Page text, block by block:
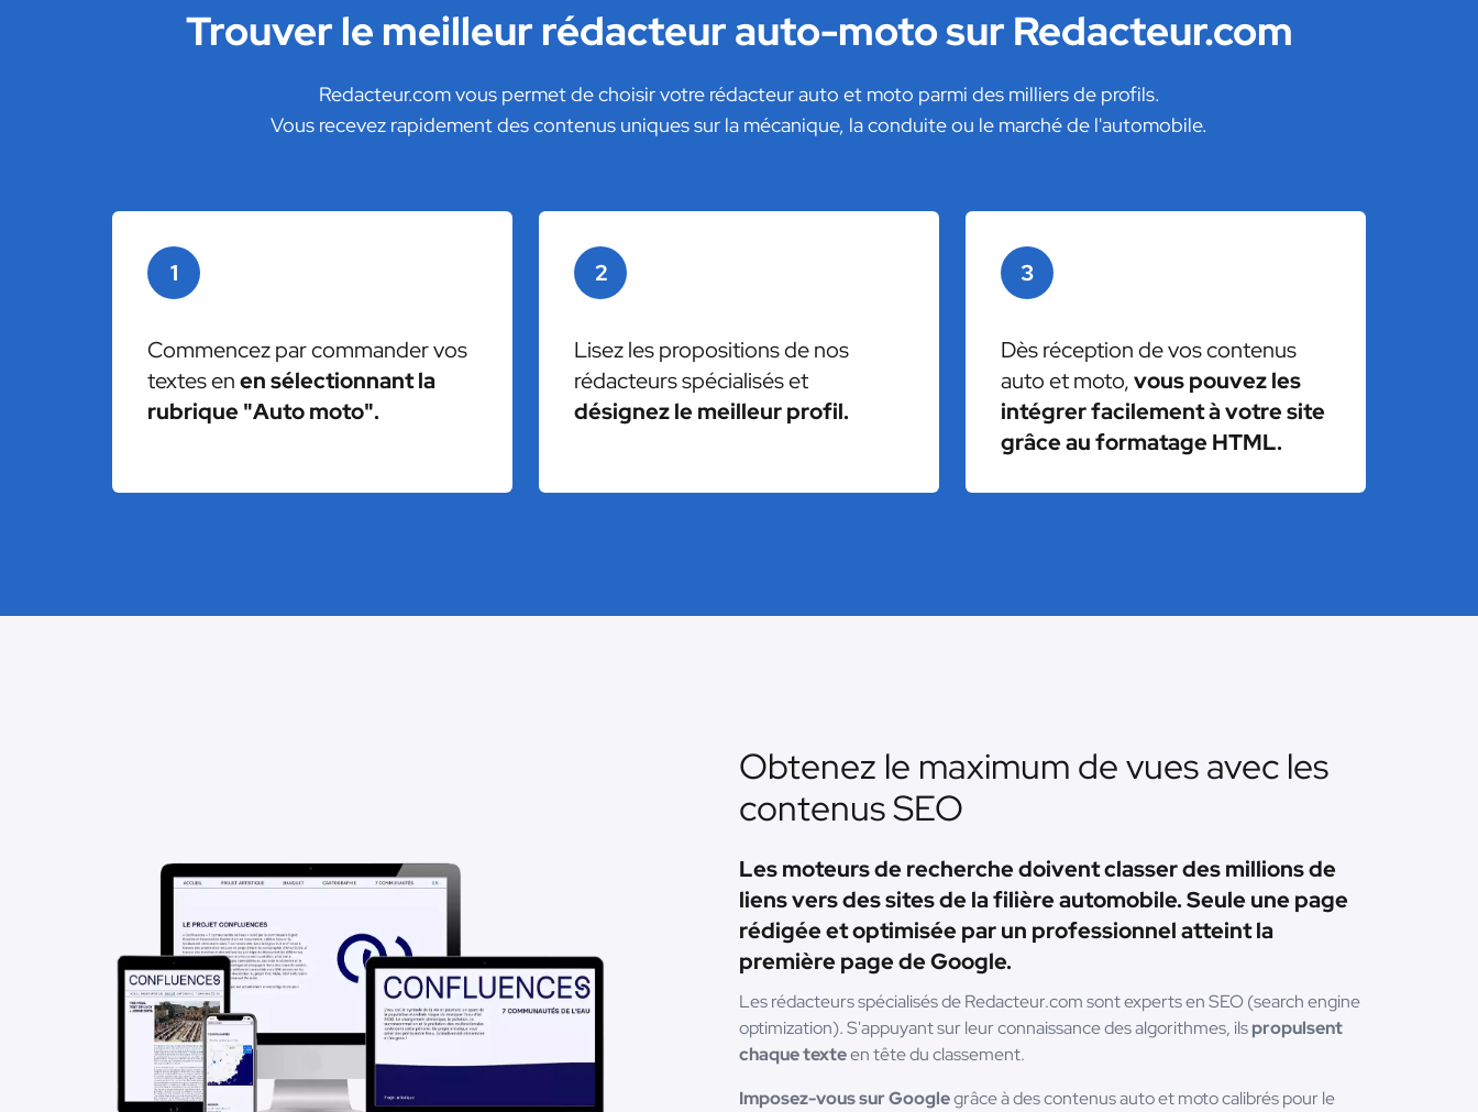
Trouver le meilleur rédacteur auto-moto sur Redacteur.com
Redacteur.com vous permet de choisir votre rédacteur auto et moto parmi des milliers de profils.
Vous recevez rapidement des contenus uniques sur la mécanique, la conduite ou le marché de l'automobile.
1
Commencez par commander vos
textes enen sélectionnant la
rubrique "Auto moto".
2
Lisez les propositions de nos
rédacteurs spécialisés et
désignez le meilleur profil.
3
Dès réception de vos contenus
auto et moto,vous pouvez les
intégrer facilement à votre site
grâce au formatage HTML.
Obtenez le maximum de vues avec les
contenus SEO
Les moteurs de recherche doivent classer des millions de
liens vers des sites de la filière automobile. Seule une page
rédigée et optimisée par un professionnel atteint la
première page de Google.
Les rédacteurs spécialisés de Redacteur.com sont experts en SEO (search engine
optimization). S'appuyant sur leur connaissance des algorithmes, ilspropulsent
chaque texteen tête du classement.
Imposez-vous sur Googlegrâce à des contenus auto et moto calibrés pour le